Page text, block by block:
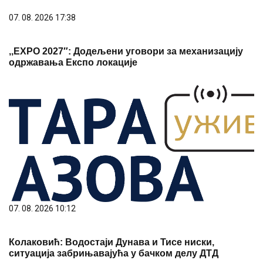
,,ЕXPO 2027″: Додељени уговори за механизацију
07. 08. 2026 10:12
Колаковић: Водостаји Дунава и Тисе ниски,